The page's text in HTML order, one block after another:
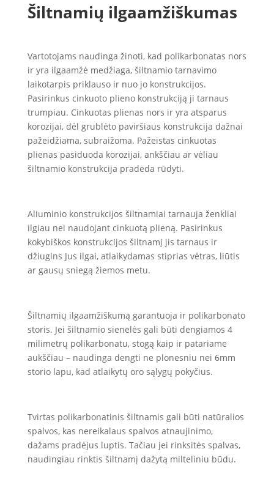
Šiltnamių ilgaamžiškumas
Vartotojams naudinga žinoti, kad polikarbonatas nors
ir yra ilgaamžė medžiaga, šiltnamio tarnavimo
laikotarpis priklauso ir nuo jo konstrukcijos.
Pasirinkus cinkuoto plieno konstrukciją ji tarnaus
trumpiau. Cinkuotas plienas nors ir yra atsparus
korozijai, dėl grublėto paviršiaus konstrukcija dažnai
pažeidžiama, subraižoma. Pažeistas cinkuotas
plienas pasiduoda korozijai, ankščiau ar vėliau
šiltnamio konstrukcija pradeda rūdyti.
Aliuminio konstrukcijos šiltnamiai tarnauja ženkliai
ilgiau nei naudojant cinkuotą plieną. Pasirinkus
kokybiškos konstrukcijos šiltnamį jis tarnaus ir
džiugins Jus ilgai, atlaikydamas stiprias vėtras, liūtis
ar gausų sniegą žiemos metu.
Šiltnamių ilgaamžiškumą garantuoja ir polikarbonato
storis. Jei šiltnamio sienelės gali būti dengiamos 4
milimetrų polikarbonatu, stogą kaip ir patariame
aukščiau – naudinga dengti ne plonesniu nei 6mm
storio lapu, kad atlaikytų oro sąlygų pokyčius.
Tvirtas polikarbonatinis šiltnamis gali būti natūralios
spalvos, kas nereikalaus spalvos atnaujinimo,
dažams pradėjus luptis. Tačiau jei rinksitės spalvas,
naudingiau rinktis šiltnamį dažytą milteliniu būdu.